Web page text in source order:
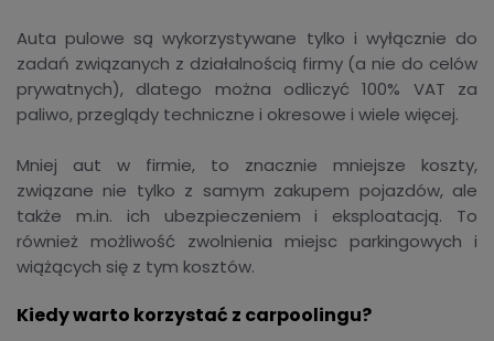
Auta pulowe są wykorzystywane tylko i wyłącznie do
zadań związanych z działalnością firmy (a nie do celów
prywatnych), dlatego można odliczyć 100% VAT za
paliwo, przeglądy techniczne i okresowe i wiele więcej.
Mniej aut w firmie, to znacznie mniejsze koszty,
związane nie tylko z samym zakupem pojazdów, ale
także m.in. ich ubezpieczeniem i eksploatacją. To
również możliwość zwolnienia miejsc parkingowych i
wiążących się z tym kosztów.
Kiedy warto korzystać z carpoolingu?